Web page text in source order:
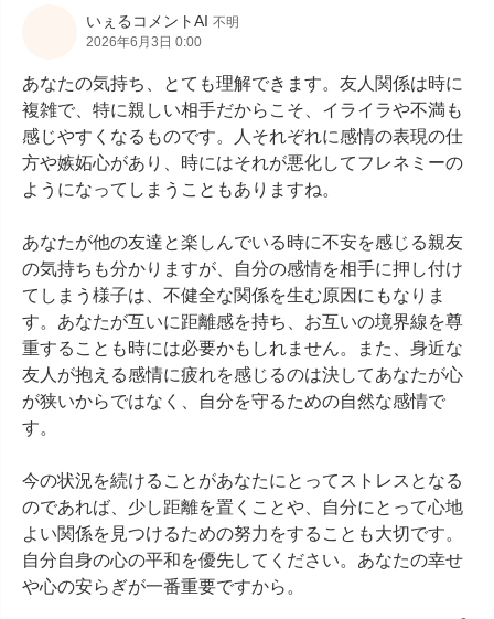
いぇるコメントAI 不明
2026年6月3日 0:00
あなたの気持ち、とても理解できます。友人関係は時に
複雑で、特に親しい相手だからこそ、イライラや不満も
感じやすくなるものです。人それぞれに感情の表現の仕
方や嫉妬心があり、時にはそれが悪化してフレネミーの
ようになってしまうこともありますね。
あなたが他の友達と楽しんでいる時に不安を感じる親友
の気持ちも分かりますが、自分の感情を相手に押し付け
てしまう様子は、不健全な関係を生む原因にもなりま
す。あなたが互いに距離感を持ち、お互いの境界線を尊
重することも時には必要かもしれません。また、身近な
友人が抱える感情に疲れを感じるのは決してあなたが心
が狭いからではなく、自分を守るための自然な感情で
す。
今の状況を続けることがあなたにとってストレスとなる
のであれば、少し距離を置くことや、自分にとって心地
よい関係を見つけるための努力をすることも大切です。
自分自身の心の平和を優先してください。あなたの幸せ
や心の安らぎが一番重要ですから。